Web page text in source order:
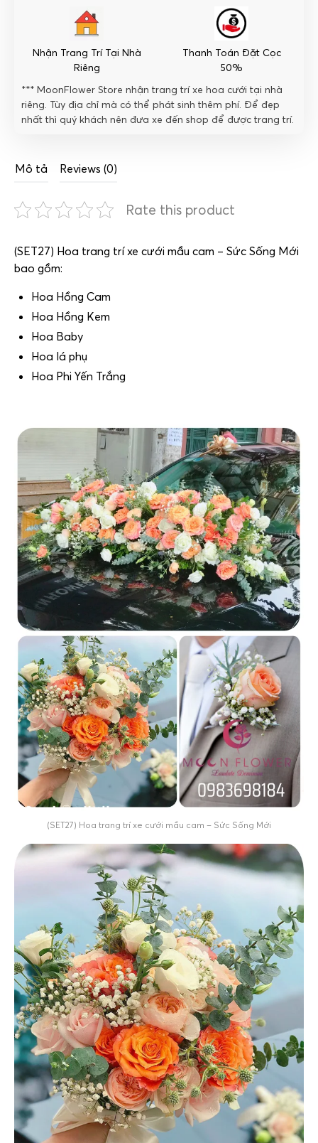
lượng
Nhận Trang Trí Tại Nhà
Riêng
Thanh Toán Đặt Cọc
50%
*** MoonFlower Store nhận trang trí xe hoa cưới tại nhà
riêng. Tùy địa chỉ mà có thể phát sinh thêm phí. Để đẹp
nhất thì quý khách nên đưa xe đến shop để được trang trí.
Mô tả Reviews (0)
Rate this product
(SET27) Hoa trang trí xe cưới mầu cam – Sức Sống Mới
bao gồm:
Hoa Hồng Cam
Hoa Hồng Kem
Hoa Baby
Hoa lá phụ
Hoa Phi Yến Trắng
(SET27) Hoa trang trí xe cưới mầu cam – Sức Sống Mới